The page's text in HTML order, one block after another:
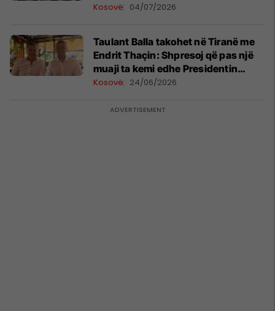
Kosovë 04/07/2026
Taulant Balla takohet në Tiranë me
Endrit Thaçin: Shpresoj që pas një
muaji ta kemi edhe Presidentin
Thaçi mes nesh
Kosovë 24/06/2026